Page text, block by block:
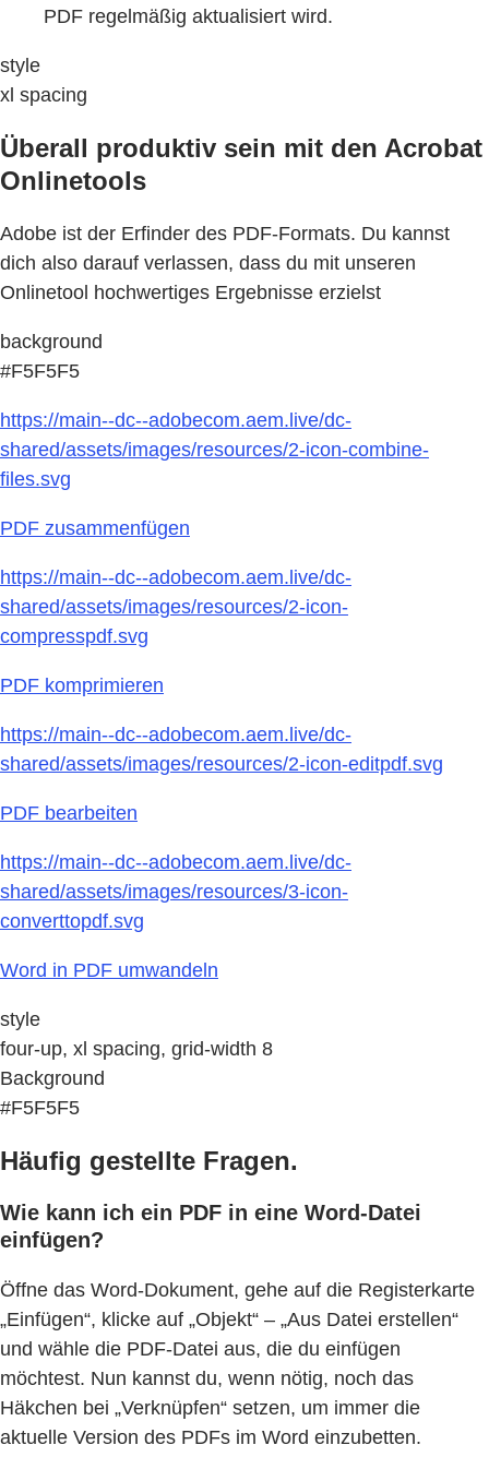
PDF regelmäßig aktualisiert wird.
style
xl spacing
Überall produktiv sein mit den Acrobat
Onlinetools
Adobe ist der Erfinder des PDF-Formats. Du kannst
dich also darauf verlassen, dass du mit unseren
Onlinetool hochwertiges Ergebnisse erzielst
background
#F5F5F5
https://main--dc--adobecom.aem.live/dc-
shared/assets/images/resources/2-icon-combine-
files.svg
PDF zusammenfügen
https://main--dc--adobecom.aem.live/dc-
shared/assets/images/resources/2-icon-
compresspdf.svg
PDF komprimieren
https://main--dc--adobecom.aem.live/dc-
shared/assets/images/resources/2-icon-editpdf.svg
PDF bearbeiten
https://main--dc--adobecom.aem.live/dc-
shared/assets/images/resources/3-icon-
converttopdf.svg
Word in PDF umwandeln
style
four-up, xl spacing, grid-width 8
Background
#F5F5F5
Häufig gestellte Fragen.
Wie kann ich ein PDF in eine Word-Datei
einfügen?
Öffne das Word-Dokument, gehe auf die Registerkarte
„Einfügen“, klicke auf „Objekt“ – „Aus Datei erstellen“
und wähle die PDF-Datei aus, die du einfügen
möchtest. Nun kannst du, wenn nötig, noch das
Häkchen bei „Verknüpfen“ setzen, um immer die
aktuelle Version des PDFs im Word einzubetten.